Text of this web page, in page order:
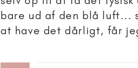
bare ud af den blå luft...
at have det dårligt, får